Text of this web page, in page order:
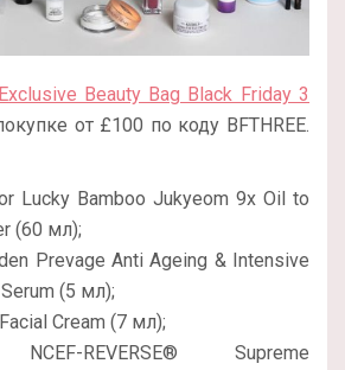
Beauty Bag Black Friday 3
от £100 по коду BFTHREE.
Lucky Bamboo Jukyeom 9x Oil to
(60 мл);
Prevage Anti Ageing & Intensive
(5 мл);
Cream (7 мл);
NCEF-REVERSE® Supreme